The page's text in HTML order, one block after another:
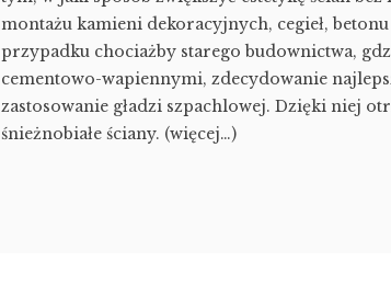
montażu kamieni dekoracyjnych, cegieł,
przypadku chociażby starego budownictwa,
cementowo-wapiennymi, zdecydowanie
zastosowanie gładzi szpachlowej. Dzięki niej
śnieżnobiałe ściany. (więcej…)